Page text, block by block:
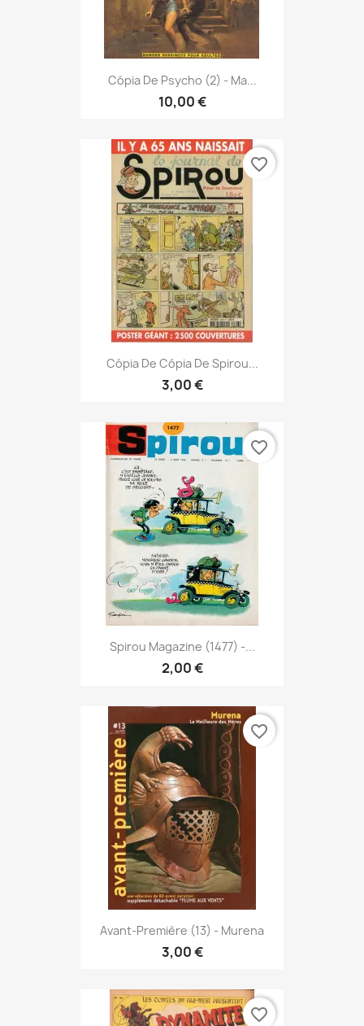
Cópia De Psycho (2) - Ma...
10,00 €
Cópia De Cópia De Spirou...
3,00 €
favorite_border
Spirou Magazine (1477) -...
2,00 €
favorite_border
Avant-Première (13) - Murena
3,00 €
favorite_border
favorite_border